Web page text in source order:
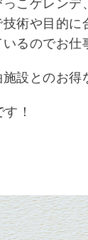
こゲレンデ
術や目的に
るのでお
設とのお得
！